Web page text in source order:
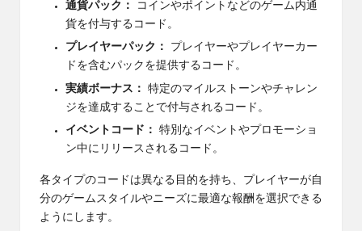
通貨パック：
コインやポイントなどのゲーム内通
貨を付与するコード。
プレイヤーパック：
プレイヤーやプレイヤーカー
ドを含むパックを提供するコード。
実績ボーナス：
特定のマイルストーンやチャレン
ジを達成することで付与されるコード。
イベントコード：
特別なイベントやプロモーショ
ン中にリリースされるコード。
各タイプのコードは異なる目的を持ち、プレイヤーが自
分のゲームスタイルやニーズに最適な報酬を選択できる
ようにします。